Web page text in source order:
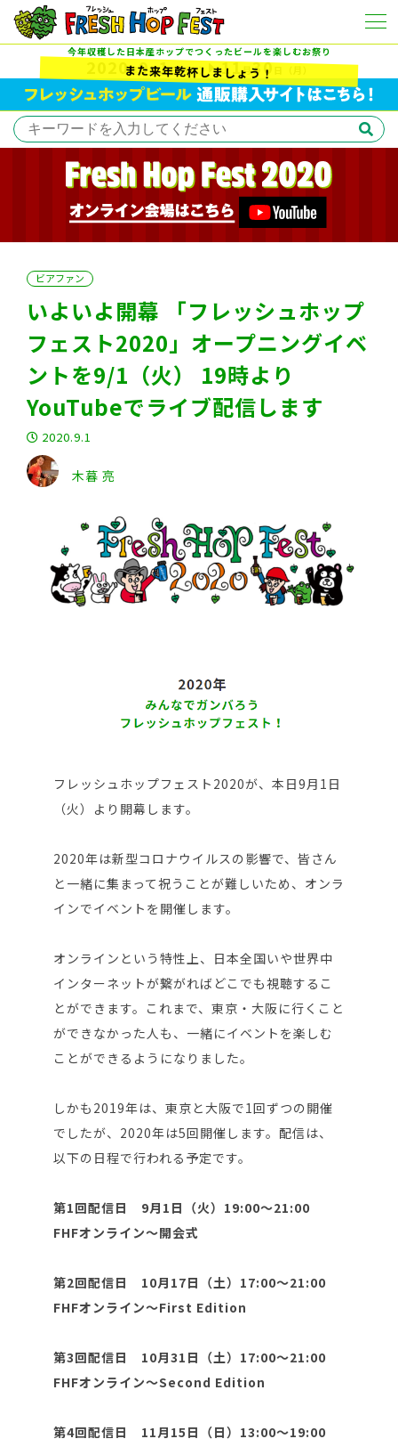
今年収穫した日本産ホップでつくったビールを楽しむお祭り
2020年9月1日（火） 11月30
また来年乾杯しましょう！
ビアファン
いよいよ開幕 「フレッシュホップ
フェスト2020」オープニングイベ
ントを9/1（火） 19時より
YouTubeでライブ配信します
2020.9.1
木暮 亮
フレッシュホップフェスト2020が、本日9月1日
（火）より開幕します。
2020年は新型コロナウイルスの影響で、皆さん
と一緒に集まって祝うことが難しいため、オンラ
インでイベントを開催します。
オンラインという特性上、日本全国いや世界中
インターネットが繋がればどこでも視聴するこ
とができます。これまで、東京・大阪に行くこと
ができなかった人も、一緒にイベントを楽しむ
ことができるようになりました。
しかも2019年は、東京と大阪で1回ずつの開催
でしたが、2020年は5回開催します。配信は、
以下の日程で行われる予定です。
第1回配信日 9月1日（火）19:00～21:00
FHFオンライン～開会式
第2回配信日 10月17日（土）17:00～21:00
FHFオンライン～First Edition
第3回配信日 10月31日（土）17:00〜21:00
FHFオンライン～Second Edition
第4回配信日 11月15日（日）13:00～19:00